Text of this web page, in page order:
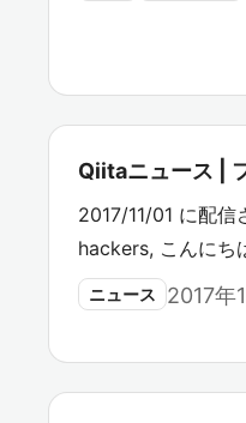
Qiitaニュース |
2017/11/01 に配
hackers, こんにち
ニュース 2017年